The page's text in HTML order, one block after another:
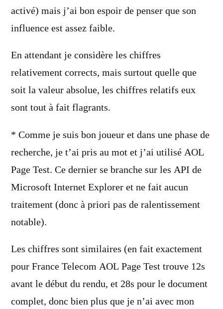
activé) mais j’ai bon espoir de penser que son
influence est assez faible.
En attendant je considère les chiffres
relativement corrects, mais surtout quelle que
soit la valeur absolue, les chiffres relatifs eux
sont tout à fait flagrants.
* Comme je suis bon joueur et dans une phase de
recherche, je t’ai pris au mot et j’ai utilisé AOL
Page Test. Ce dernier se branche sur les API de
Microsoft Internet Explorer et ne fait aucun
traitement (donc à priori pas de ralentissement
notable).
Les chiffres sont similaires (en fait exactement
pour France Telecom AOL Page Test trouve 12s
avant le début du rendu, et 28s pour le document
complet, donc bien plus que je n’ai avec mon